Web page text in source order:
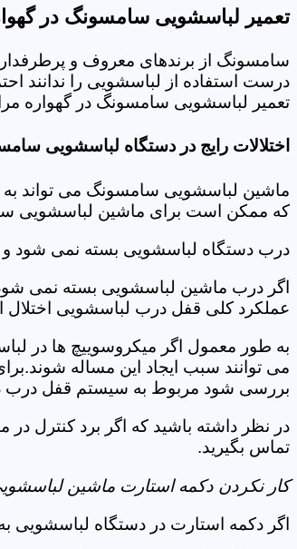
تعمیر لباسشویی سامسونگ در
سامسونگ از برندهای معروف و
درست استفاده از لباسشویی را ندانند
تعمیر لباسشویی سامسونگ در گهواره
اختلالات رایج در دستگاه لباسشویی
ماشین لباسشویی سامسونگ می تواند به
که ممکن است برای ماشین لباسشویی
درب دستگاه لباسشویی بسته نمی شود
اگر درب ماشین لباسشویی بسته نمی شود
عملکرد کلی قفل درب لباسشویی اختلال
به طور معمول اگر میکروسوییچ ها در
می توانند سبب ایجاد این مساله
بررسی شود مربوط به سیستم قفل درب
در نظر داشته باشید که اگر برد کنترل
تماس بگیرید.
کار نکردن دکمه استارت ماشین
اگر دکمه استارت در دستگاه لباسشویی